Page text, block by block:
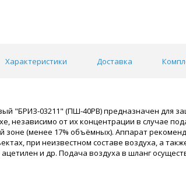
Характеристики Доставка
"БРИЗ-03211" (ПШ-40РВ) предназначен для
независимо от их концентрации в случае
зоне (менее 17% объёмных). Аппарат
при неизвестном составе воздуха, а
ацетилен и др. Подача воздуха в шланг